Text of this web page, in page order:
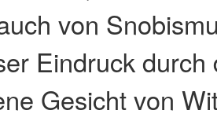
von
Eindruck durch
Gesicht von